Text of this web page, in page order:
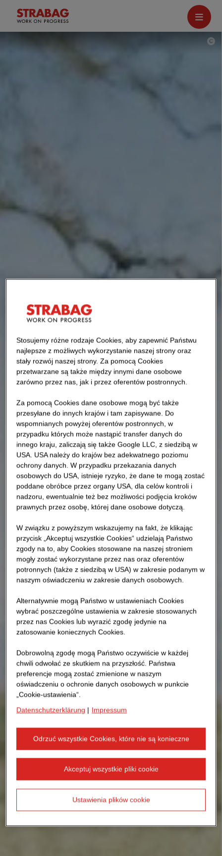
Stosujemy różne rodzaje Cookies, aby zapewnić Państwu
najlepsze z możliwych wykorzystanie naszej strony oraz
stały rozwój naszej strony. Za pomocą Cookies
przetwarzane są także między innymi dane osobowe
zarówno przez nas, jak i przez oferentów postronnych.
Za pomocą Cookies dane osobowe mogą być także
przesyłane do innych krajów i tam zapisywane. Do
wspomnianych powyżej oferentów postronnych, w
przypadku których może nastąpić transfer danych do
innego kraju, zaliczają się także Google LLC, z siedzibą w
USA. USA należy do krajów bez adekwatnego poziomu
ochrony danych. W przypadku przekazania danych
osobowych do USA, istnieje ryzyko, że dane te mogą zostać
poddane obróbce przez organy USA, dla celów kontroli i
nadzoru, ewentualnie też bez możliwości podjęcia kroków
prawnych przez osobę, której dane osobowe dotyczą.
W związku z powyższym wskazujemy na fakt, że klikając
przycisk „Akceptuj wszystkie Cookies“ udzielają Państwo
zgody na to, aby Cookies stosowane na naszej stroniem
mogły zostać wykorzystane przez nas oraz oferentów
potronnych (także z siedzibą w USA) w zakresie podanym w
naszym oświadczeniu w zakresie danych osobowych.
Alternatywnie mogą Państwo w ustawieniach Cookies
wybrać poszczególne ustawienia w zakresie stosowanych
przez nas Cookies lub wyrazić zgodę jedynie na
zatosowanie koniecznych Cookies.
Dobrowolną zgodę mogą Państwo oczywiście w każdej
chwili odwołać ze skutkiem na przyszłość. Państwa
preferencje mogą zostać zmienione w naszym
oświadczeniu o ochronie danych osobowych w punkcie
„Cookie-ustawienia“.
Datenschutzerklärung | Impressum
Odrzuć wszystkie Cookies, które nie są konieczne
Akceptuj wszystkie pliki cookie
Ustawienia plików cookie